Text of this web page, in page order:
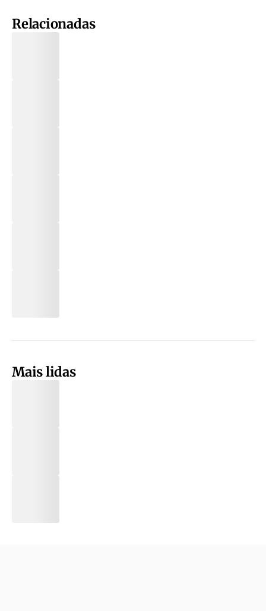
Relacionadas
Mais lidas